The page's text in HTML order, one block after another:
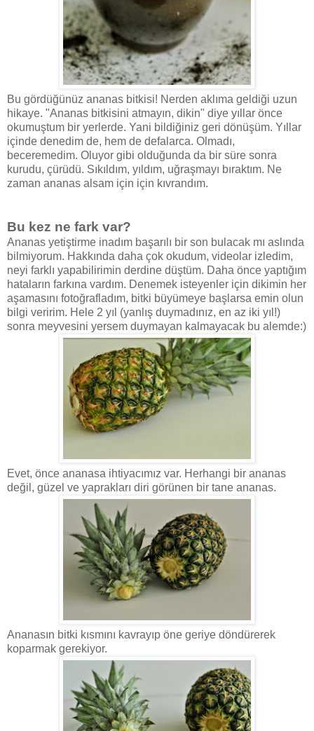
Bu gördüğünüz ananas bitkisi! Nerden aklıma geldiği uzun
hikaye. "Ananas bitkisini atmayın, dikin" diye yıllar önce
okumuştum bir yerlerde. Yani bildiğiniz geri dönüşüm. Yıllar
içinde denedim de, hem de defalarca. Olmadı,
beceremedim. Oluyor gibi olduğunda da bir süre sonra
kurudu, çürüdü. Sıkıldım, yıldım, uğraşmayı bıraktım. Ne
zaman ananas alsam için için kıvrandım.
Bu kez ne fark var?
Ananas yetiştirme inadım başarılı bir son bulacak mı aslında
bilmiyorum. Hakkında daha çok okudum, videolar izledim,
neyi farklı yapabilirimin derdine düştüm. Daha önce yaptığım
hataların farkına vardım. Denemek isteyenler için dikimin her
aşamasını fotoğrafladım, bitki büyümeye başlarsa emin olun
bilgi veririm. Hele 2 yıl (yanlış duymadınız, en az iki yıl!)
sonra meyvesini yersem duymayan kalmayacak bu alemde:)
Evet, önce ananasa ihtiyacımız var. Herhangi bir ananas
değil, güzel ve yaprakları diri görünen bir tane ananas.
Ananasın bitki kısmını kavrayıp öne geriye döndürerek
koparmak gerekiyor.